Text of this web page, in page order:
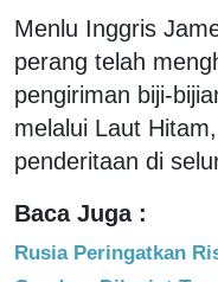
Menlu Inggris
perang telah
pengiriman biji-
melalui Laut
penderitaan di
Baca Juga :
Rusia Peringatkan